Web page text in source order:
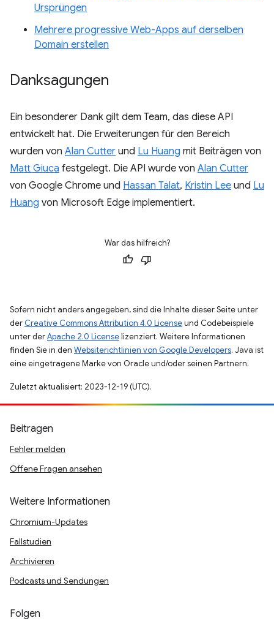
Ursprüngen
Mehrere progressive Web-Apps auf derselben
Domain erstellen
Danksagungen
Ein besonderer Dank gilt dem Team, das diese API
entwickelt hat. Die Erweiterungen für den Bereich
wurden von Alan Cutter und Lu Huang mit Beiträgen von
Matt Giuca festgelegt. Die API wurde von Alan Cutter
von Google Chrome und Hassan Talat, Kristin Lee und Lu
Huang von Microsoft Edge implementiert.
War das hilfreich?
Sofern nicht anders angegeben, sind die Inhalte dieser Seite unter
der Creative Commons Attribution 4.0 Licenseund Codebeispiele
unter derApache 2.0 Licenselizenziert. Weitere Informationen
finden Sie in den Websiterichtlinien von Google Developers. Java ist
eine eingetragene Marke von Oracle und/oder seinen Partnern.
Zuletzt aktualisiert: 2023-12-19 (UTC).
Beitragen
Fehler melden
Offene Fragen ansehen
Weitere Informationen
Chromium-Updates
Fallstudien
Archivieren
Podcasts und Sendungen
Folgen